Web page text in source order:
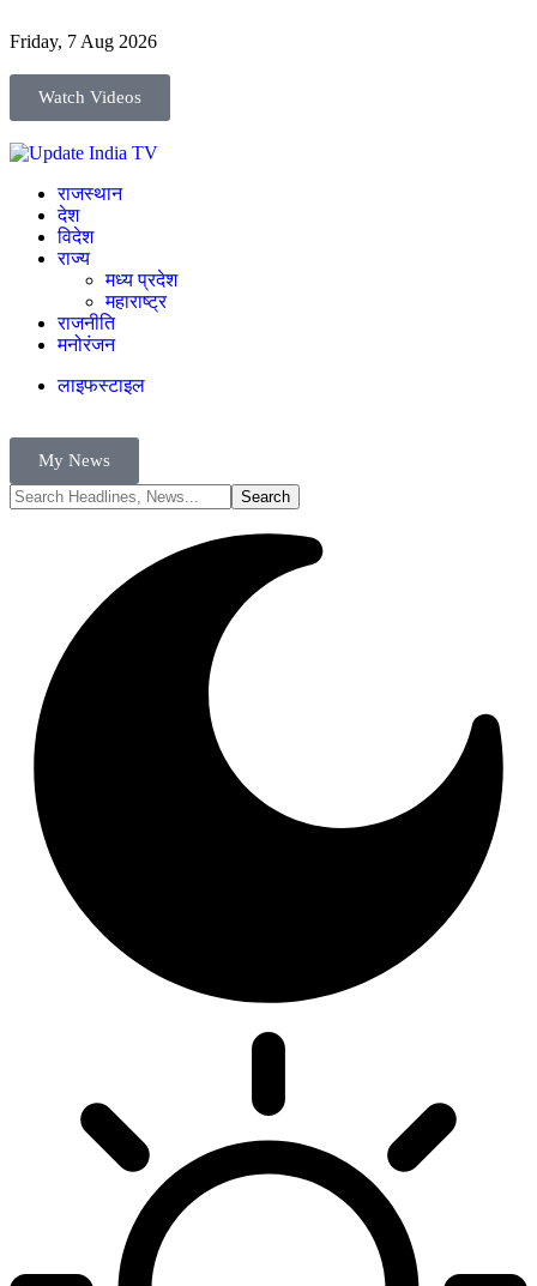
Friday, 7 Aug 2026
Watch Videos
राजस्थान
देश
विदेश
राज्य
मध्य प्रदेश
महाराष्ट्र
राजनीति
मनोरंजन
लाइफस्टाइल
My News